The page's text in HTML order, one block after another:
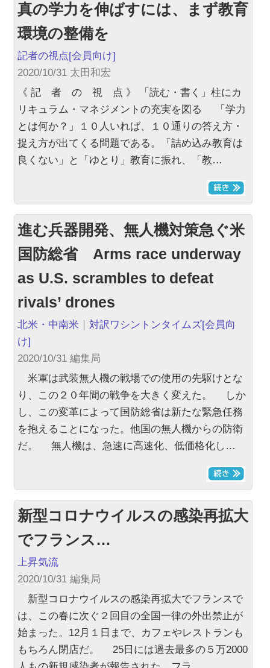
真の学力を伸ばすには、まず教育
環境の整備を
記者の視点[会員向け]
2020/10/31 太田和宏
《 記 者 の 視 点 》 「読む・書く」柱にカ
リキュラム・マネジメントの充実を図る 「学力
とは何か？」１０人いれば、１０通りの答え方・
捉え方が出てくる問題である。「詰め込み教育は
良くない」と「ゆとり」教育に振れ、「教…
進む兵器開発、無人機対策急ぐ米
国防総省 Arms race underway
as U.S. scrambles to defeat
rivals’ drones
北米・中南米 ｜対訳ワシントンタイムズ[会員向
け]
2020/10/31 編集局
米軍は武装無人機の戦場での使用の先駆けとな
り、この２０年間の戦争を大きく変えた。 しか
し、この変革によって国防総省は新たな緊急任務
を抱えることになった。他国の無人機からの防衛
だ。 無人機は、急速に高速化、低価格化し…
新型コロナウイルスの感染再拡大
でフランス…
上昇気流
2020/10/31 編集局
新型コロナウイルスの感染再拡大でフランスで
は、この春に次ぐ２回目の全国一律の外出禁止が
始まった。12月１日まで、カフェやレストランも
もちろん閉店だ。 25日には過去最多の５万2000